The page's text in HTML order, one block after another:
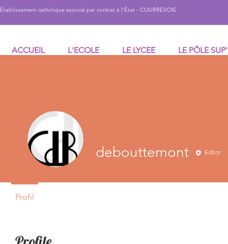
Établissement catholique associé par contrat à l’État - COURBEVOIE
ACCUEIL L'ECOLE LE LYCEE LE PÔLE SUP'
debouttemont Editor
Profil